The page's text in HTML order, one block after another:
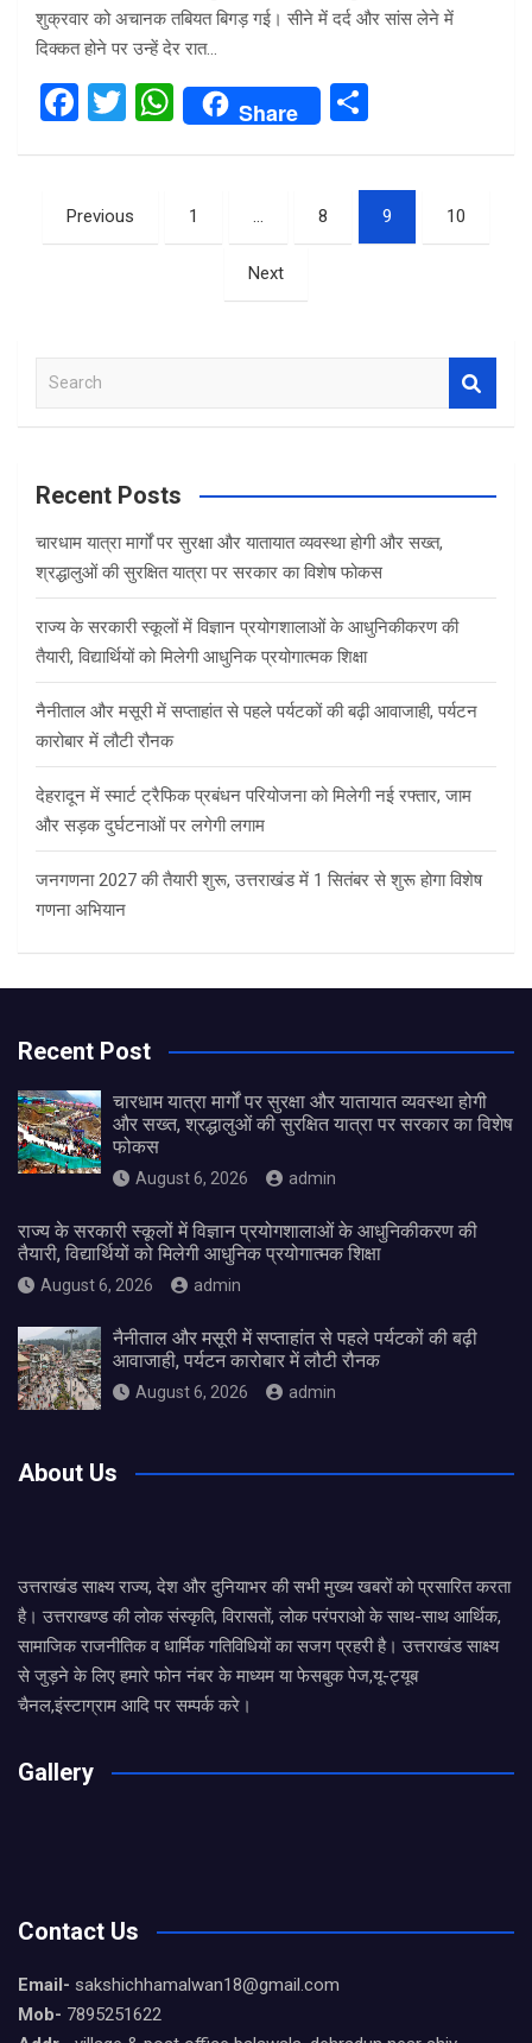
शुक्रवार को अचानक तबियत बिगड़ गई। सीने में दर्द और सांस लेने में
दिक्कत होने पर उन्हें देर रात…
F
b
o
T
er
W
h
s
A
Share
ar
e
Posts
pagination
Previous 1 … 8 9 10
Next
a
c
Recent Posts
चारधाम यात्रा मार्गों पर सुरक्षा और यातायात व्यवस्था होगी और सख्त,
श्रद्धालुओं की सुरक्षित यात्रा पर सरकार का विशेष फोकस
राज्य के सरकारी स्कूलों में विज्ञान प्रयोगशालाओं के आधुनिकीकरण की
तैयारी, विद्यार्थियों को मिलेगी आधुनिक प्रयोगात्मक शिक्षा
नैनीताल और मसूरी में सप्ताहांत से पहले पर्यटकों की बढ़ी आवाजाही, पर्यटन
कारोबार में लौटी रौनक
देहरादून में स्मार्ट ट्रैफिक प्रबंधन परियोजना को मिलेगी नई रफ्तार, जाम
और सड़क दुर्घटनाओं पर लगेगी लगाम
जनगणना 2027 की तैयारी शुरू, उत्तराखंड में 1 सितंबर से शुरू होगा विशेष
गणना अभियान
Recent Post
चारधाम यात्रा मार्गों पर सुरक्षा और यातायात व्यवस्था होगी
और सख्त, श्रद्धालुओं की सुरक्षित यात्रा पर सरकार का विशेष
फोकस
August 6, 2026 admin
राज्य के सरकारी स्कूलों में विज्ञान प्रयोगशालाओं के आधुनिकीकरण की
तैयारी, विद्यार्थियों को मिलेगी आधुनिक प्रयोगात्मक शिक्षा
August 6, 2026 admin
नैनीताल और मसूरी में सप्ताहांत से पहले पर्यटकों की बढ़ी
आवाजाही, पर्यटन कारोबार में लौटी रौनक
August 6, 2026 admin
About Us
उत्तराखंड साक्ष्य राज्य, देश और दुनियाभर की सभी मुख्य खबरों को प्रसारित करता
है। उत्तराखण्ड की लोक संस्कृति, विरासतों, लोक परंपराओ के साथ-साथ आर्थिक,
सामाजिक राजनीतिक व धार्मिक गतिविधियों का सजग प्रहरी है। उत्तराखंड साक्ष्य
से जुड़ने के लिए हमारे फोन नंबर के माध्यम या फेसबुक पेज,यू-ट्यूब
चैनल,इंस्टाग्राम आदि पर सम्पर्क करे।
Gallery
Contact Us
Email- sakshichhamalwan18@gmail.com
Mob- 7895251622